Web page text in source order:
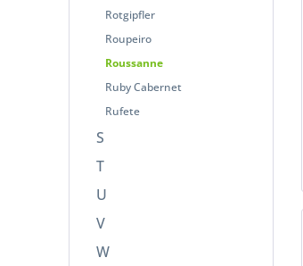
Rotgipfler
Roupeiro
Roussanne
Ruby Cabernet
Rufete
S
T
U
V
W